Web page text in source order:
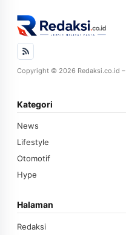
Copyright © 2026 Redaksi.co.id
Kategori
News
Lifestyle
Otomotif
Hype
Halaman
Redaksi